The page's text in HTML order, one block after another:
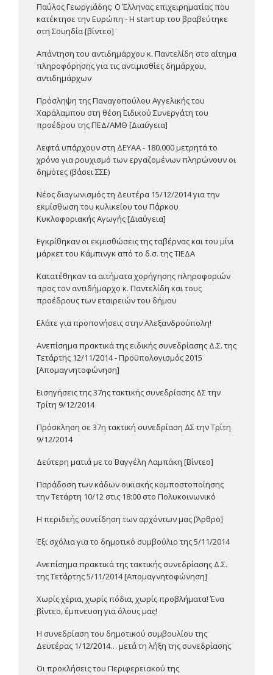
Παύλος Γεωργιάδης: Ο Έλληνας επιχειρηματίας που
κατέκτησε την Ευρώπη - Η start up του βραβεύτηκε
στη Σουηδία [βίντεο]
Απάντηση του αντιδημάρχου κ. Παντελίδη στο αίτημα
πληροφόρησης για τις αντιμισθίες δημάρχου,
αντιδημάρχων
Πρόσληψη της Παναγοπούλου Αγγελικής του
Χαράλαμπου στη θέση Ειδικού Συνεργάτη του
προέδρου της ΠΕΔ/ΑΜΘ [Διαύγεια]
Λεφτά υπάρχουν στη ΔΕΥΑΑ - 180.000 μετρητά το
χρόνο για ρουχισμό των εργαζομένων πληρώνουν οι
δημότες (βάσει ΣΣΕ)
Νέος διαγωνισμός τη Δευτέρα 15/12/2014 για την
εκμίσθωση του κυλικείου του Πάρκου
Κυκλοφοριακής Αγωγής [Διαύγεια]
Εγκρίθηκαν οι εκμισθώσεις της ταβέρνας και του μίνι
μάρκετ του Κάμπινγκ από το δ.σ. της ΤΙΕΔΑ
Κατατέθηκαν τα αιτήματα χορήγησης πληροφοριών
προς τον αντιδήμαρχο κ. Παντελίδη και τους
προέδρους των εταιρειών του δήμου
Ελάτε για προπονήσεις στην Αλεξανδρούπολη!
Ανεπίσημα πρακτικά της ειδικής συνεδρίασης Δ.Σ. της
Τετάρτης 12/11/2014 - Προϋπολογισμός 2015
[Απομαγνητοφώνηση]
Εισηγήσεις της 37ης τακτικής συνεδρίασης ΔΣ την
Τρίτη 9/12/2014
Πρόσκληση σε 37η τακτική συνεδρίαση ΔΣ την Τρίτη
9/12/2014
Δεύτερη ματιά με το Βαγγέλη Λαμπάκη [Βίντεο]
Παράδοση των κάδων οικιακής κομποστοποίησης
την Τετάρτη 10/12 στις 18:00 στο Πολυκοινωνικό
H περιδεής συνείδηση των αρχόντων μας [Άρθρο]
Έξι σχόλια για το δημοτικό συμβούλιο της 5/11/2014
Ανεπίσημα πρακτικά της τακτικής συνεδρίασης Δ.Σ.
της Τετάρτης 5/11/2014 [Απομαγνητοφώνηση]
Χωρίς χέρια, χωρίς πόδια, χωρίς προβλήματα! Ένα
βίντεο, έμπνευση για όλους μας!
Η συνεδρίαση του δημοτικού συμβουλίου της
Δευτέρας 1/12/2014… μετά τη λήξη της συνεδρίασης
Οι προκλήσεις του Περιφερειακού της